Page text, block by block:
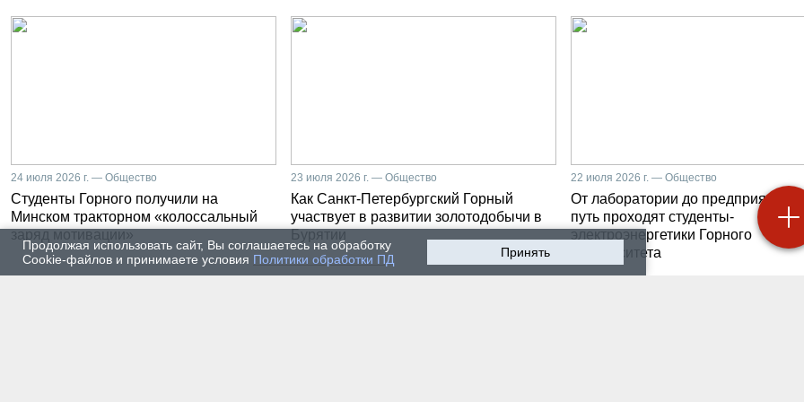
Продолжая использовать сайт, Вы соглашаетесь на обработку
Cookie-файлов и принимаете условия Политики обработки ПД Принять
24 июля 2026 г. — Общество
Студенты Горного получили на
Минском тракторном «колоссальный
заряд мотивации»
23 июля 2026 г. — Общество
Как Санкт-Петербургский Горный
участвует в развитии золотодобычи в
Бурятии
22 июля 2026 г. — Общество
От лаборатории до предприятия:
путь проходят студенты-
электроэнергетики Горного
университета